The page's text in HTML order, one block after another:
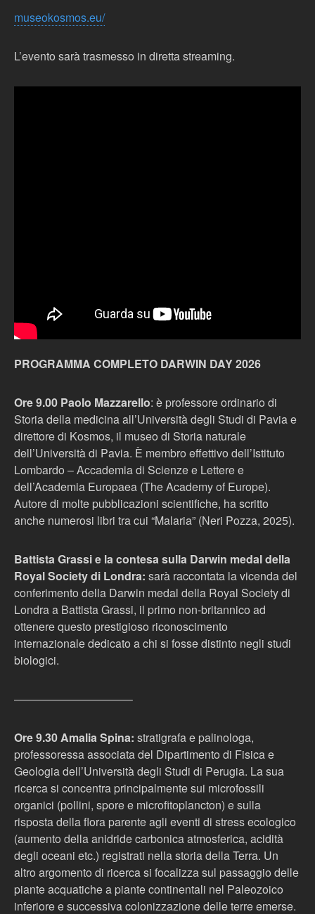
museokosmos.eu/
L’evento sarà trasmesso in diretta streaming.
PROGRAMMA COMPLETO DARWIN DAY 2026
Ore 9.00 Paolo Mazzarello: è professore ordinario di
Storia della medicina all’Università degli Studi di Pavia e
direttore di Kosmos, il museo di Storia naturale
dell’Università di Pavia. È membro effettivo dell’Istituto
Lombardo – Accademia di Scienze e Lettere e
dell’Academia Europaea (The Academy of Europe).
Autore di molte pubblicazioni scientifiche, ha scritto
anche numerosi libri tra cui “Malaria” (Neri Pozza, 2025).
Battista Grassi e la contesa sulla Darwin medal della
Royal Society di Londra: sarà raccontata la vicenda del
conferimento della Darwin medal della Royal Society di
Londra a Battista Grassi, il primo non-britannico ad
ottenere questo prestigioso riconoscimento
internazionale dedicato a chi si fosse distinto negli studi
biologici.
——————————–
Ore 9.30 Amalia Spina: stratigrafa e palinologa,
professoressa associata del Dipartimento di Fisica e
Geologia dell’Università degli Studi di Perugia. La sua
ricerca si concentra principalmente sui microfossili
organici (pollini, spore e microfitoplancton) e sulla
risposta della flora parente agli eventi di stress ecologico
(aumento della anidride carbonica atmosferica, acidità
degli oceani etc.) registrati nella storia della Terra. Un
altro argomento di ricerca si focalizza sul passaggio delle
piante acquatiche a piante continentali nel Paleozoico
inferiore e successiva colonizzazione delle terre emerse.